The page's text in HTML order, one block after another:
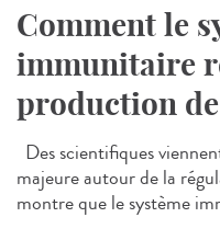
Comment le
immunitaire
production
Des scientifiques
majeure autour de la
montre que le système